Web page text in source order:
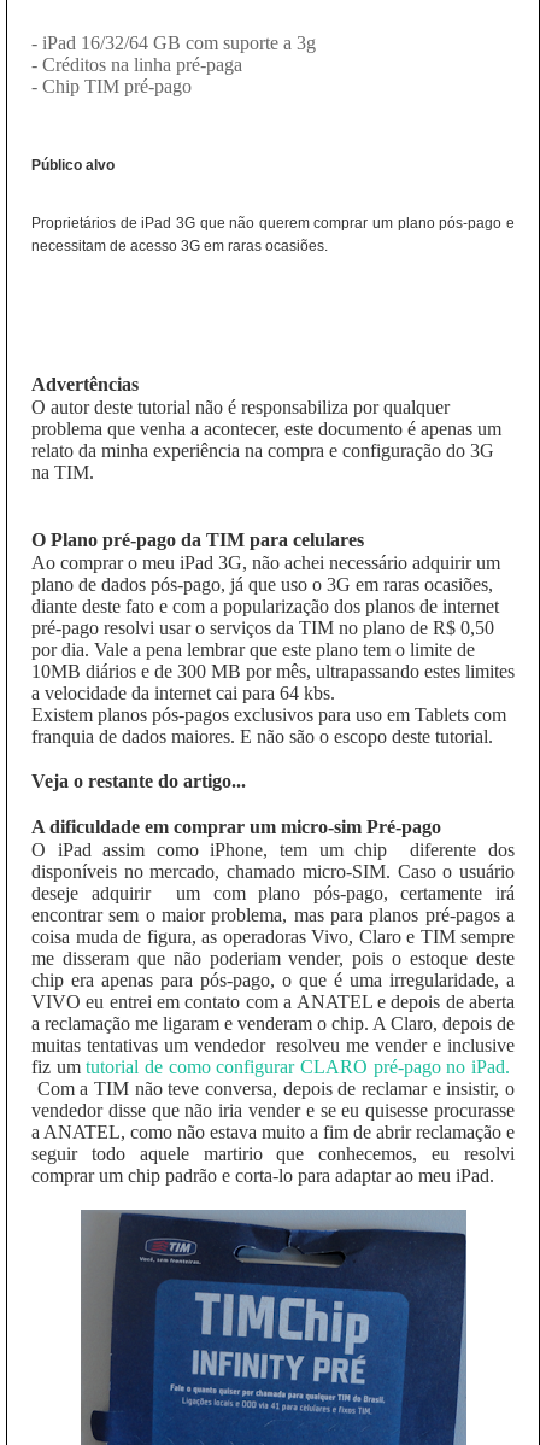
- iPad 16/32/64 GB com suporte a 3g
- Créditos na linha pré-paga
- Chip TIM pré-pago
Público alvo
Proprietários de iPad 3G que não querem comprar um plano pós-pago e
necessitam de acesso 3G em raras ocasiões.
Advertências
O autor deste tutorial não é responsabiliza por qualquer
problema que venha a acontecer, este documento é apenas um
relato da minha experiência na compra e configuração do 3G
na TIM.
O Plano pré-pago da TIM para celulares
Ao comprar o meu iPad 3G, não achei necessário adquirir um
plano de dados pós-pago, já que uso o 3G em raras ocasiões,
diante deste fato e com a popularização dos planos de internet
pré-pago resolvi usar o serviços da TIM no plano de R$ 0,50
por dia. Vale a pena lembrar que este plano tem o limite de
10MB diários e de 300 MB por mês, ultrapassando estes limites
a velocidade da internet cai para 64 kbs.
Existem planos pós-pagos exclusivos para uso em Tablets com
franquia de dados maiores. E não são o escopo deste tutorial.
Veja o restante do artigo...
A dificuldade em comprar um micro-sim Pré-pago
O iPad assim como iPhone, tem um chip diferente dos
disponíveis no mercado, chamado micro-SIM. Caso o usuário
deseje adquirir um com plano pós-pago, certamente irá
encontrar sem o maior problema, mas para planos pré-pagos a
coisa muda de figura, as operadoras Vivo, Claro e TIM sempre
me disseram que não poderiam vender, pois o estoque deste
chip era apenas para pós-pago, o que é uma irregularidade, a
VIVO eu entrei em contato com a ANATEL e depois de aberta
a reclamação me ligaram e venderam o chip. A Claro, depois de
muitas tentativas um vendedor resolveu me vender e inclusive
fiz umtutorial de como configurar CLARO pré-pago no iPad.
Com a TIM não teve conversa, depois de reclamar e insistir, o
vendedor disse que não iria vender e se eu quisesse procurasse
a ANATEL, como não estava muito a fim de abrir reclamação e
seguir todo aquele martirio que conhecemos, eu resolvi
comprar um chip padrão e corta-lo para adaptar ao meu iPad.